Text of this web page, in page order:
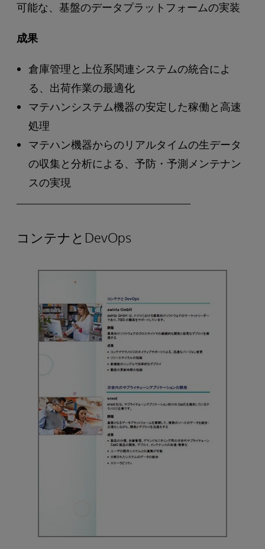
可能な、基盤のデータプラットフォームの実装
成果
倉庫管理と上位系関連システムの統合によ
る、出荷作業の最適化
マテハンシステム機器の安定した稼働と高速
処理
マテハン機器からのリアルタイムの生データ
の収集と分析による、予防・予測メンテナン
スの実現
コンテナとDevOps